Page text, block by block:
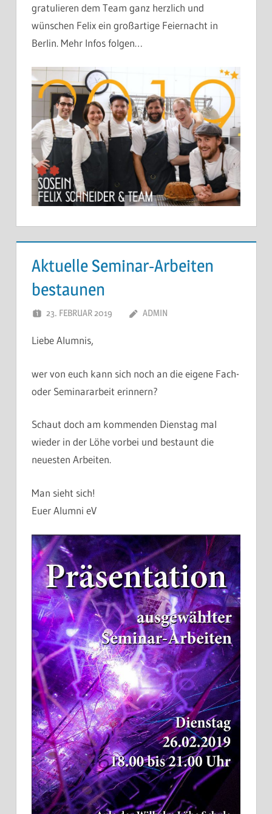
gratulieren dem Team ganz herzlich und
wünschen Felix ein großartige Feiernacht in
Berlin. Mehr Infos folgen…
Aktuelle Seminar-Arbeiten
bestaunen
23. FEBRUAR 2019 ADMIN
Liebe Alumnis,
wer von euch kann sich noch an die eigene Fach-
oder Seminararbeit erinnern?
Schaut doch am kommenden Dienstag mal
wieder in der Löhe vorbei und bestaunt die
neuesten Arbeiten.
Man sieht sich!
Euer Alumni eV